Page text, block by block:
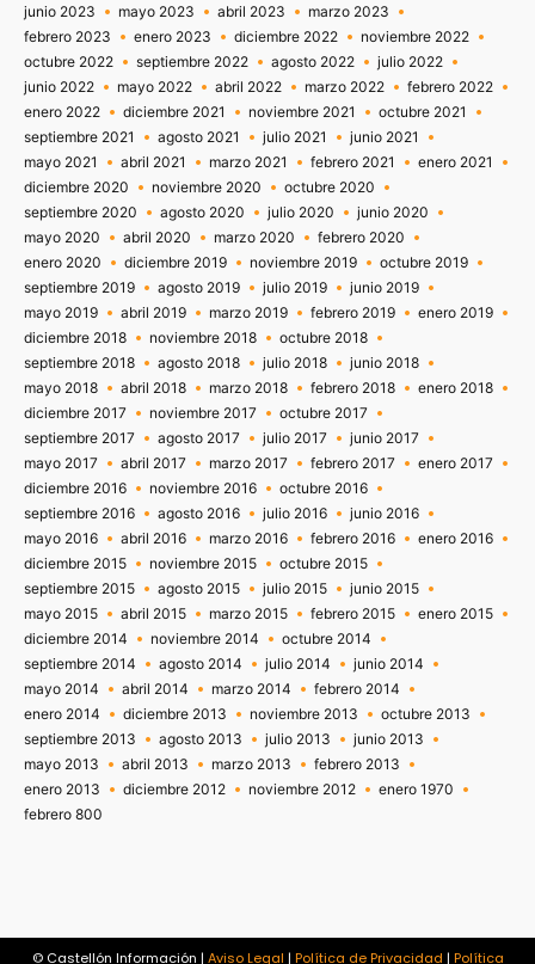
junio 2023
mayo 2023 abril 2023
marzo 2023
febrero 2023
enero 2023 diciembre 2022
noviembre 2022
octubre 2022
septiembre 2022 agosto 2022
julio 2022
junio 2022
mayo 2022 abril 2022 marzo 2022
febrero 2022
enero 2022
diciembre 2021 noviembre 2021
octubre 2021
septiembre 2021
agosto 2021 julio 2021
junio 2021
mayo 2021
abril 2021 marzo 2021 febrero 2021
enero 2021
diciembre 2020
noviembre 2020
octubre 2020
septiembre 2020
agosto 2020 julio 2020
junio 2020
mayo 2020
abril 2020 marzo 2020
febrero 2020
enero 2020
diciembre 2019 noviembre 2019
octubre 2019
septiembre 2019
agosto 2019 julio 2019
junio 2019
mayo 2019
abril 2019 marzo 2019 febrero 2019
enero 2019
diciembre 2018
noviembre 2018
octubre 2018
septiembre 2018
agosto 2018 julio 2018
junio 2018
mayo 2018
abril 2018 marzo 2018 febrero 2018
enero 2018
diciembre 2017
noviembre 2017
octubre 2017
septiembre 2017
agosto 2017 julio 2017
junio 2017
mayo 2017
abril 2017 marzo 2017 febrero 2017
enero 2017
diciembre 2016
noviembre 2016
octubre 2016
septiembre 2016
agosto 2016 julio 2016
junio 2016
mayo 2016
abril 2016 marzo 2016 febrero 2016
enero 2016
diciembre 2015
noviembre 2015
octubre 2015
septiembre 2015
agosto 2015 julio 2015
junio 2015
mayo 2015
abril 2015 marzo 2015 febrero 2015
enero 2015
diciembre 2014
noviembre 2014
octubre 2014
septiembre 2014
agosto 2014 julio 2014
junio 2014
mayo 2014
abril 2014 marzo 2014
febrero 2014
enero 2014
diciembre 2013 noviembre 2013
octubre 2013
septiembre 2013
agosto 2013 julio 2013
junio 2013
mayo 2013
abril 2013 marzo 2013
febrero 2013
enero 2013
diciembre 2012 noviembre 2012
enero 1970
febrero 800
© Castellón Información | Aviso Legal | Política de Privacidad | Política